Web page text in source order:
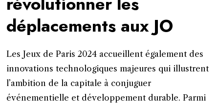
déplacements aux JO
Les Jeux de Paris 2024 accueillent également des
innovations technologiques majeures qui illustrent
l’ambition de la capitale à conjuguer
événementielle et développement durable. Parmi